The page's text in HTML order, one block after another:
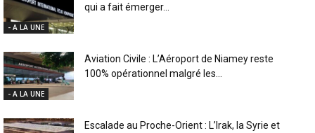
- A LA UNE
qui a fait émerger...
- A LA UNE
Aviation Civile : L’Aéroport de Niamey reste
100% opérationnel malgré les...
Escalade au Proche-Orient : L’Irak, la Syrie et